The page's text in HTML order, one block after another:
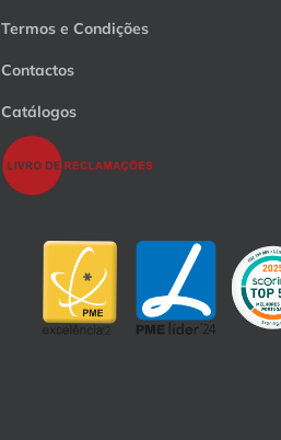
Termos e Condições
Contactos
Catálogos